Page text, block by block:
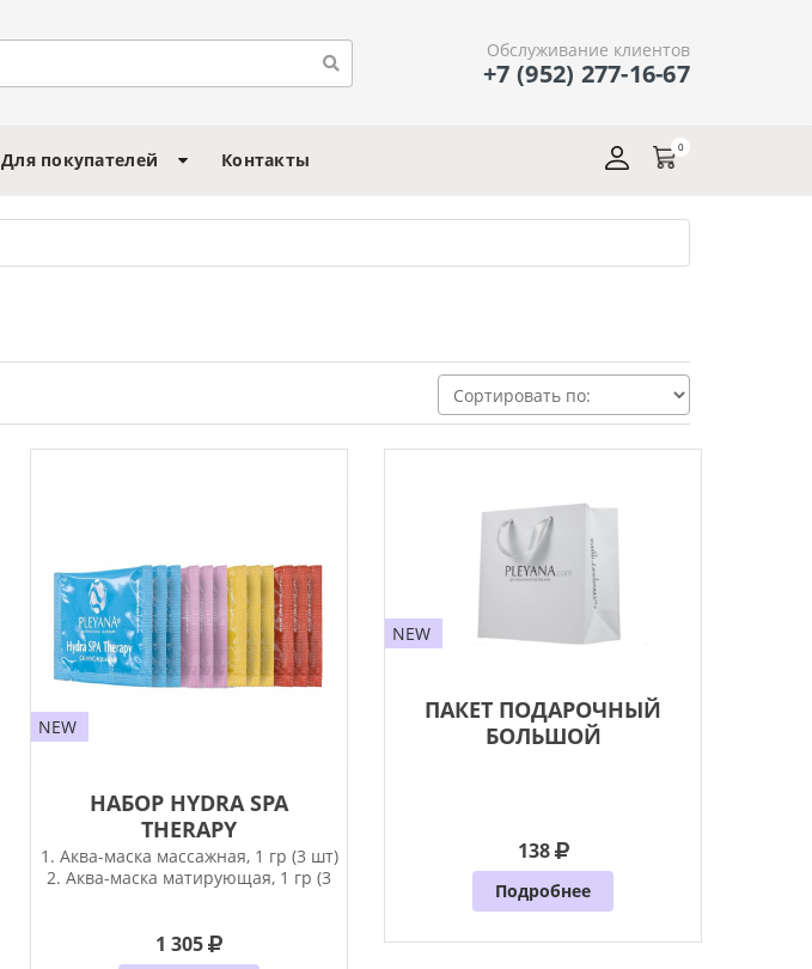
Обслуживание клиентов
+7 (952) 277-16-67
Для покупателей Контакты
0
NEW
НАБОР HYDRA SPA
THERAPY
1. Аква-маска массажная, 1 гр (3 шт)
2. Аква-маска матирующая, 1 гр (3
1 305
NEW
ПАКЕТ ПОДАРОЧНЫЙ
БОЛЬШОЙ
138
Подробнее